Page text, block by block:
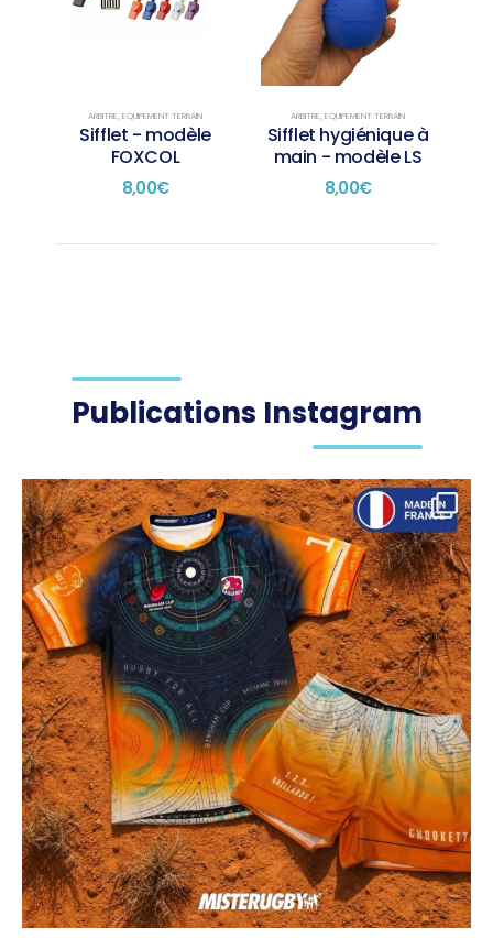
ARBITRE, EQUIPEMENT TERRAIN
Sifflet - modèle
FOXCOL
8,00€
ARBITRE, EQUIPEMENT TERRAIN
Sifflet hygiénique à
main - modèle LS
8,00€
Publications Instagram